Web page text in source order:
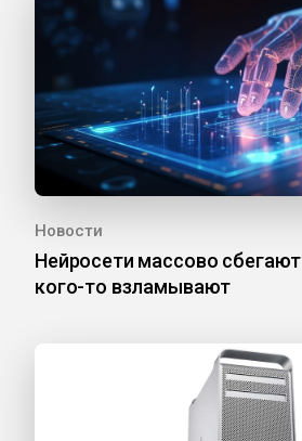
Новости
Нейросети массово сбегают
кого-то взламывают